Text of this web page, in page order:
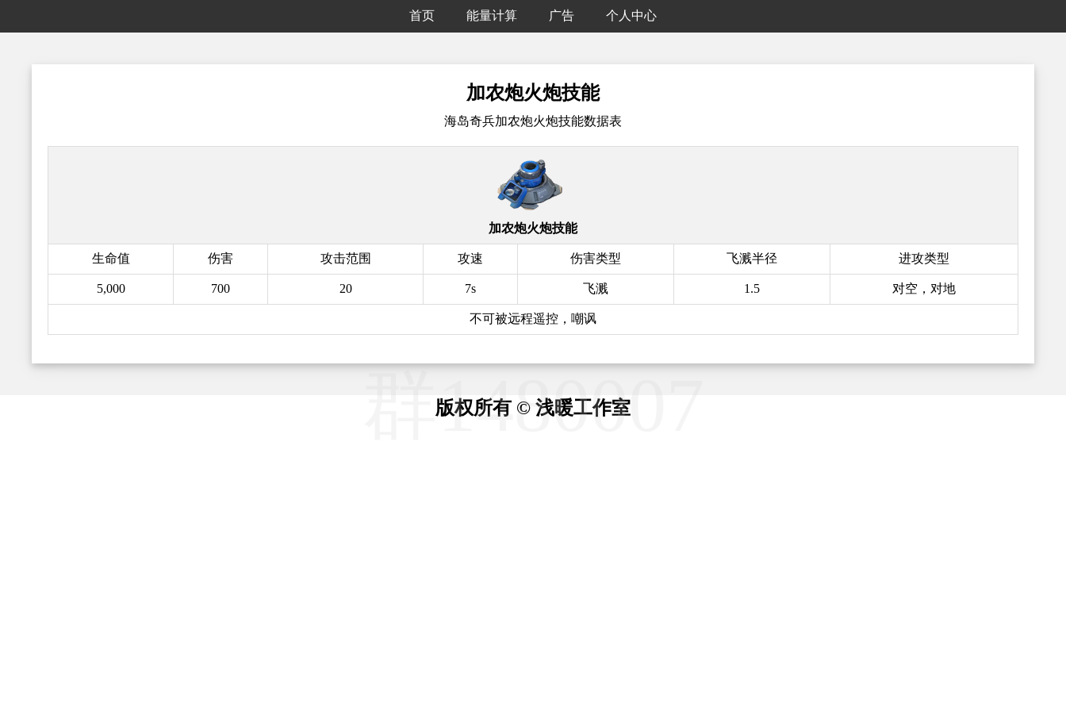
首页 能量计算 广告 个人中心
加农炮火炮技能
海岛奇兵加农炮火炮技能数据表
加农炮火炮技能
生命值 伤害 攻击范围 攻速 伤害类型 飞溅半径 进攻类型
5,000 700 20 7s 飞溅 1.5 对空，对地
不可被远程遥控，嘲讽
版权所有 © 浅暖工作室